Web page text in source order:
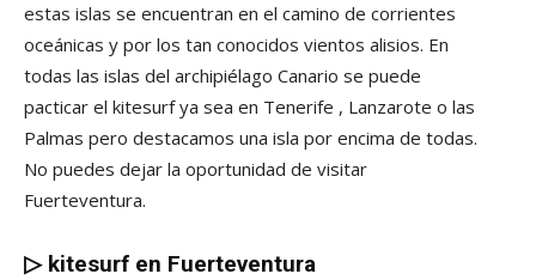
estas islas se encuentran en el camino de corrientes
oceánicas y por los tan conocidos vientos alisios. En
todas las islas del archipiélago Canario se puede
pacticar el kitesurf ya sea en Tenerife , Lanzarote o las
Palmas pero destacamos una isla por encima de todas.
No puedes dejar la oportunidad de visitar
Fuerteventura.
▷kitesurf en Fuerteventura